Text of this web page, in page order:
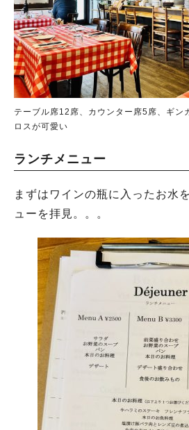
テーブル席12席、カウンター席5席、ギン
ロスが可愛い
ランチメニュー
まずはワインの瓶に入ったお水
ューを拝見。。。